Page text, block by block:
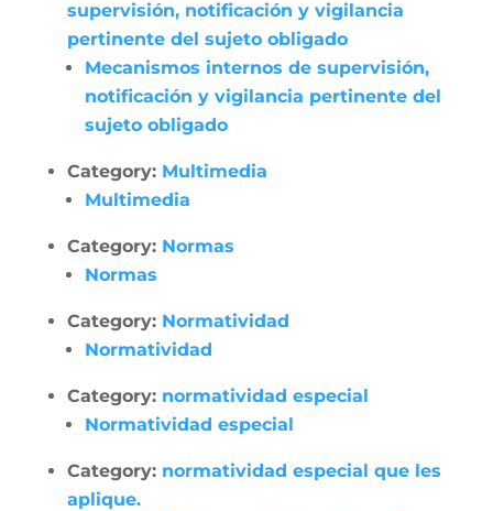
supervisión, notificación y vigilancia
pertinente del sujeto obligado
Mecanismos internos de supervisión,
notificación y vigilancia pertinente del
sujeto obligado
Category: Multimedia
Multimedia
Category: Normas
Normas
Category: Normatividad
Normatividad
Category: normatividad especial
Normatividad especial
Category: normatividad especial que les
aplique.